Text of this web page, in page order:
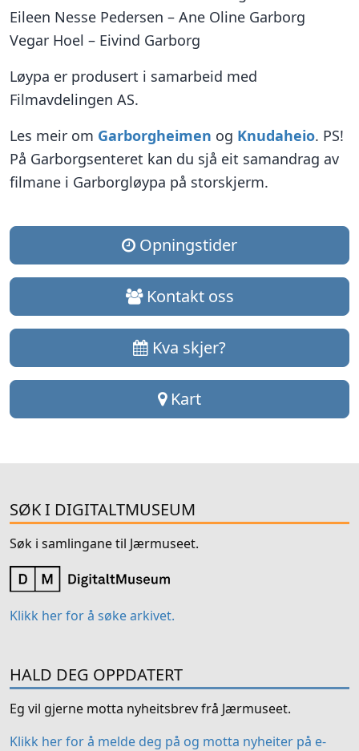
Eileen Nesse Pedersen – Ane Oline Garborg
Vegar Hoel – Eivind Garborg
Løypa er produsert i samarbeid med
Filmavdelingen AS.
Les meir om Garborgheimen og Knudaheio. PS!
På Garborgsenteret kan du sjå eit samandrag av
filmane i Garborgløypa på storskjerm.
Opningstider
Kontakt oss
Kva skjer?
Kart
SØK I DIGITALTMUSEUM
Søk i samlingane til Jærmuseet.
Klikk her for å søke arkivet.
HALD DEG OPPDATERT
Eg vil gjerne motta nyheitsbrev frå Jærmuseet.
Klikk her for å melde deg på og motta nyheiter på e-